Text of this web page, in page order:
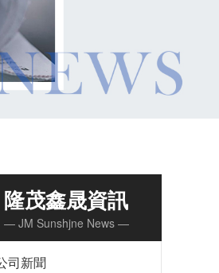
隆茂鑫晟資訊
— JM Sunshjne News —
司新聞